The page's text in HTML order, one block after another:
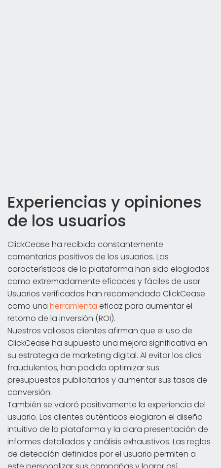
Experiencias y opiniones
de los usuarios
ClickCease ha recibido constantemente
comentarios positivos de los usuarios. Las
características de la plataforma han sido elogiadas
como extremadamente eficaces y fáciles de usar.
Usuarios verificados han recomendado ClickCease
como una herramienta eficaz para aumentar el
retorno de la inversión (ROI).
Nuestros valiosos clientes afirman que el uso de
ClickCease ha supuesto una mejora significativa en
su estrategia de marketing digital. Al evitar los clics
fraudulentos, han podido optimizar sus
presupuestos publicitarios y aumentar sus tasas de
conversión.
También se valoró positivamente la experiencia del
usuario. Los clientes auténticos elogiaron el diseño
intuitivo de la plataforma y la clara presentación de
informes detallados y análisis exhaustivos. Las reglas
de detección definidas por el usuario permiten a